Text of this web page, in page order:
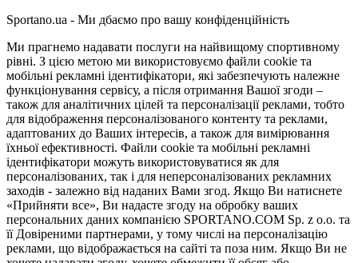
Sportano.ua - Ми дбаємо про вашу конфіденційність
Ми прагнемо надавати послуги на найвищому спортивному
рівні. З цією метою ми використовуємо файли cookie та
мобільні рекламні ідентифікатори, які забезпечують належне
функціонування сервісу, а після отримання Вашої згоди –
також для аналітичних цілей та персоналізації реклами, тобто
для відображення персоналізованого контенту та реклами,
адаптованих до Ваших інтересів, а також для вимірювання
їхньої ефективності. Файли cookie та мобільні рекламні
ідентифікатори можуть використовуватися як для
персоналізованих, так і для неперсоналізованих рекламних
заходів - залежно від наданих Вами згод. Якщо Ви натиснете
«Прийняти все», Ви надасте згоду на обробку ваших
персональних даних компанією SPORTANO.COM Sp. z o.o. та
її Довіреними партнерами, у тому числі на персоналізацію
реклами, що відображається на сайті та поза ним. Якщо Ви не